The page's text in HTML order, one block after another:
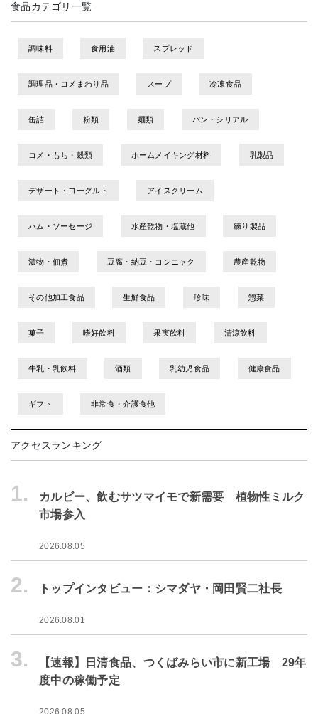
食品カテゴリ一覧
調味料 食用油 スプレッド
調理品・コメまわり品 スープ 冷凍食品
缶詰 粉類 麺類 パン・シリアル
コメ・もち・穀類 ホームメイキング材料 乳製品
デザート・ヨーグルト アイスクリーム
ハム・ソーセージ 水産乾物・塩蔵他 練り製品
漬物・佃煮 豆腐・納豆・コンニャク 農産乾物
その他加工食品 生鮮食品 珍味 惣菜
菓子 嗜好飲料 果実飲料 清涼飲料
牛乳・乳飲料 酒類 乳幼児食品 健康食品
ギフト 非常食・介護食他
アクセスランキング
1.
カルビー、飲むサツマイモで新需要 植物性ミルク
市場参入
2026.08.05
2. トップインタビュー：シマダヤ・岡田賢二社長
2026.08.01
3.
【速報】日清食品、つくばみらい市に新工場 29年
度中の稼働予定